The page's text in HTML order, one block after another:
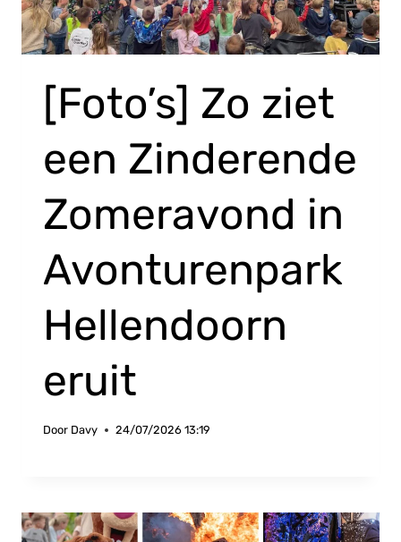
[Foto’s] Zo ziet
een Zinderende
Zomeravond in
Avonturenpark
Hellendoorn
eruit
Door Davy 24/07/2026 13:19